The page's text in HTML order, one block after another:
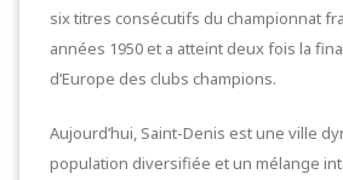
six titres consécutifs du championnat
années 1950 et a atteint deux fois la
d’Europe des clubs champions.
Aujourd’hui, Saint-Denis est une ville
population diversifiée et un mélange